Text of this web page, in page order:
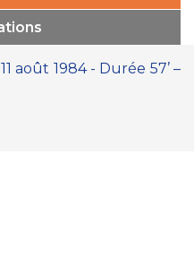
août 1984 - Durée 57’ –